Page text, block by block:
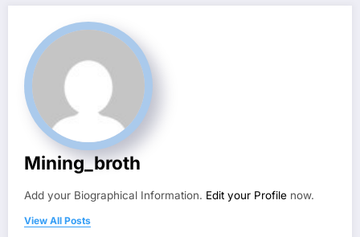
Mining_broth
Add your Biographical Information. Edit your Profile now.
View All Posts